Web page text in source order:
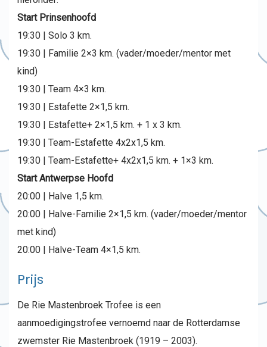
Start Prinsenhoofd
19:30 | Solo 3 km.
19:30 | Familie 2×3 km. (vader/moeder/mentor met
kind)
19:30 | Team 4×3 km.
19:30 | Estafette 2×1,5 km.
19:30 | Estafette+ 2×1,5 km. + 1 x 3 km.
19:30 | Team-Estafette 4x2x1,5 km.
19:30 | Team-Estafette+ 4x2x1,5 km. + 1×3 km.
Start Antwerpse Hoofd
20:00 | Halve 1,5 km.
20:00 | Halve-Familie 2×1,5 km. (vader/moeder/mentor
met kind)
20:00 | Halve-Team 4×1,5 km.
Prijs
De Rie Mastenbroek Trofee is een
aanmoedigingstrofee vernoemd naar de Rotterdamse
zwemster Rie Mastenbroek (1919 – 2003).